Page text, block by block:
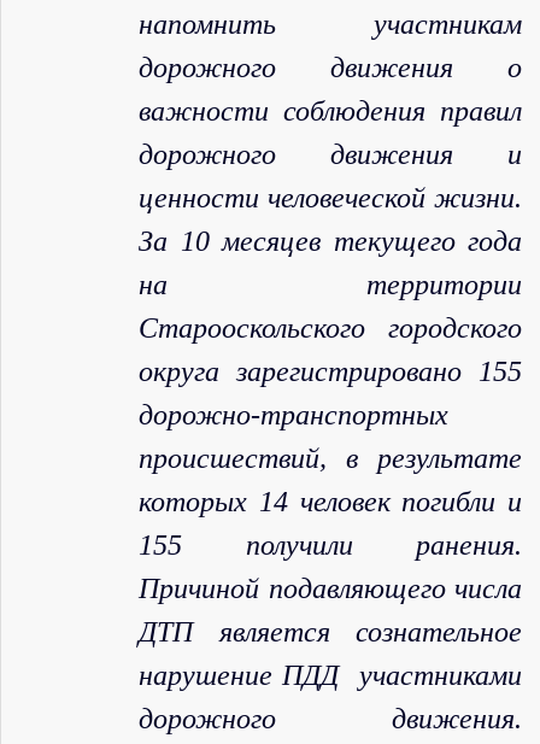
напомнить участникам
дорожного движения о
важности соблюдения правил
дорожного движения и
ценности человеческой жизни.
За 10 месяцев текущего года
на территории
Старооскольского городского
округа зарегистрировано 155
дорожно-транспортных
происшествий, в результате
которых 14 человек погибли и
155 получили ранения.
Причиной подавляющего числа
ДТП является сознательное
нарушение ПДД участниками
дорожного движения.